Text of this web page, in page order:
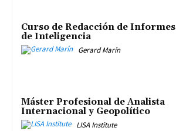
Curso de Redacción de Informes
de Inteligencia
Gerard Marín
Máster Profesional de Analista
Internacional y Geopolítico
LISA Institute